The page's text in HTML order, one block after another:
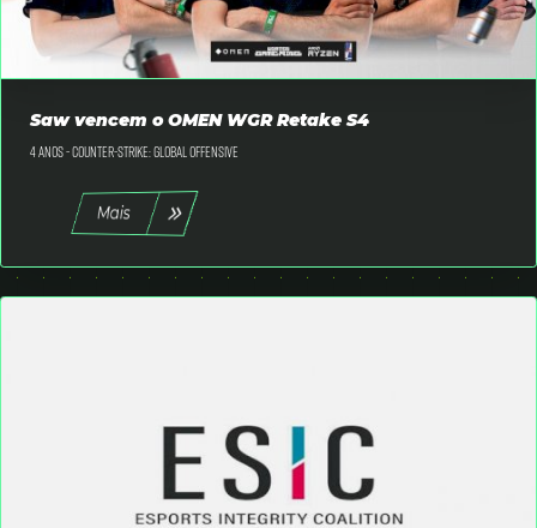
Saw vencem o OMEN WGR Retake S4
4 anos -Counter-Strike: Global Offensive
Mais